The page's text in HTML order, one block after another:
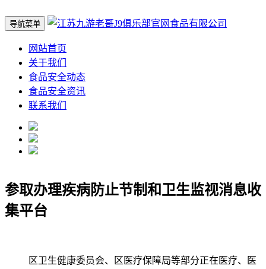
导航菜单
网站首页
关于我们
食品安全动态
食品安全资讯
联系我们
参取办理疾病防止节制和卫生监视消息收
集平台
区卫生健康委员会、区医疗保障局等部分正在医疗、医